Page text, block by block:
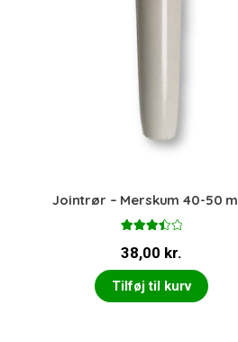
Jointrør – Merskum 40-50
t3.50
ud af 5
38,00 kr.
Tilføj til kurv